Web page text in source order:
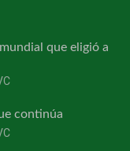
que eligió a
continúa